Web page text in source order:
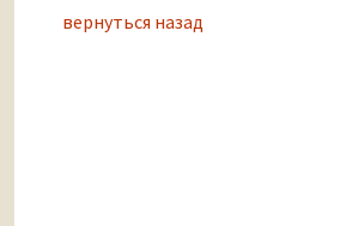
вернуться назад